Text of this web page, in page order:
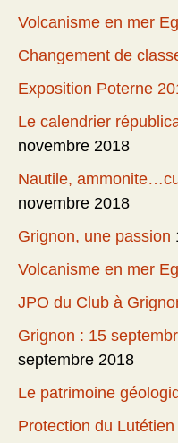
Volcanisme en mer
Changement de
Exposition Poterne
Le calendrier
novembre 2018
Nautile,
novembre 2018
Grignon, une passion
Volcanisme en mer
JPO du Club à
Grignon : 15
septembre 2018
Le patrimoine
Protection du